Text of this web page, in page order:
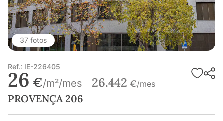
37 fotos
Ref.: IE-226405
26 €/m²/mes 26.442 €/mes
PROVENÇA 206